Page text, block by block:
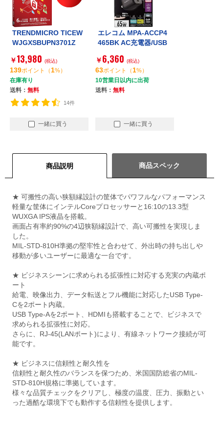
TRENDMICRO TICEW
WJGXSBUPN3701Z
タルセキュリティ スタ
ンダード 3年版 PKG
￥13,980 (税込)
139ポイント （ 1%）
在庫有り
送料： 無料
14件
一緒に買う
エレコム MPA-ACCP4
465BK AC充電器/USB
livery対応/PPS対応/65
W/USB-C2ポート/USB
-A1ポート/スイングプ
ラグ/ブラック
￥6,360 (税込)
63ポイント （ 1%）
10営業日以内に出荷
送料： 無料
一緒に買う
商品説明 商品スペック
★ 可搬性の高い狭額縁設計の筐体でパワフルなパフォーマンス
軽量な筐体にインテルCoreプロセッサーと16:10の13.3型
WUXGA IPS液晶を搭載。
画面占有率約90%の4辺狭額縁設計で、高い可搬性を実現しま
した。
MIL-STD-810H準拠の堅牢性と合わせて、外出時の持ち出しや
移動が多いユーザーに最適な一台です。
★ ビジネスシーンに求められる拡張性に対応する充実の内蔵ポ
ート
給電、映像出力、データ転送とフル機能に対応したUSB Type-
Cを2ポート内蔵。
USB Type-Aを2ポート、HDMIも搭載することで、ビジネスで
求められる拡張性に対応。
さらに、RJ-45(LANポート)により、有線ネットワーク接続が可
能です。
★ ビジネスに信頼性と耐久性を
信頼性と耐久性のバランスを保つため、米国国防総省のMIL-
STD-810H規格に準拠しています。
様々な品質チェックをクリアし、極度の温度、圧力、振動とい
った過酷な環境下でも動作する信頼性を提供します。